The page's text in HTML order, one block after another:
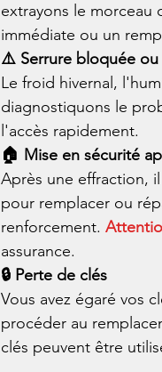
extrayons le
immédiate ou un
⚠️ Serrure bloquée
Le froid hivernal,
diagnostiquons le
l'accès rapidement.
🏠 Mise en sécurité
Après une effraction,
pour remplacer ou
renforcement.
assurance.
🔒 Perte de clés
Vous avez égaré vos
procéder au
clés peuvent être